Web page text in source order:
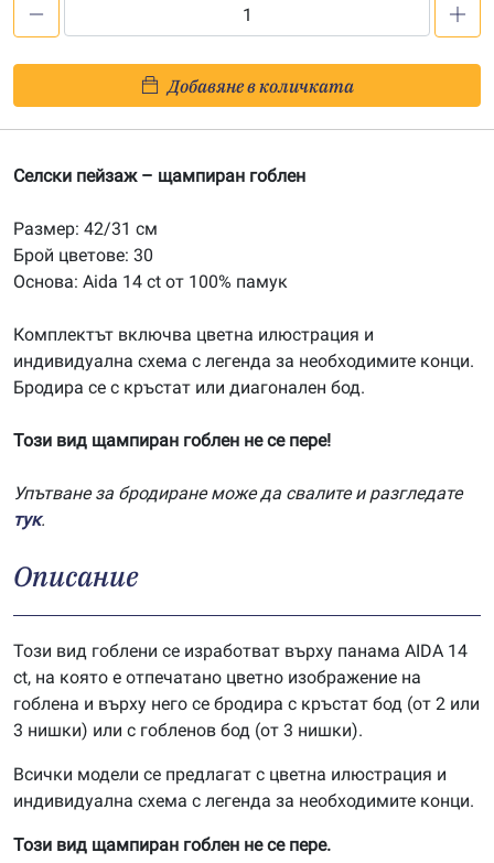
пейзаж
-
Aida
AD018
Добавяне в количката
Селски пейзаж – щампиран гоблен
Размер: 42/31 см
Брой цветове: 30
Основа: Aida 14 ct от 100% памук
Комплектът включва цветна илюстрация и
индивидуална схема с легенда за необходимите конци.
Бродира се с кръстат или диагонален бод.
Този вид щампиран гоблен не се пере!
Упътване за бродиране може да свалите и разгледате
тук.
Описание
Този вид гоблени се изработват върху панама AIDA 14
ct, на която е отпечатано цветно изображение на
гоблена и върху него се бродира с кръстат бод (от 2 или
3 нишки) или с гобленов бод (от 3 нишки).
Всички модели се предлагат с цветна илюстрация и
индивидуална схема с легенда за необходимите конци.
Този вид щампиран гоблен не се пере.